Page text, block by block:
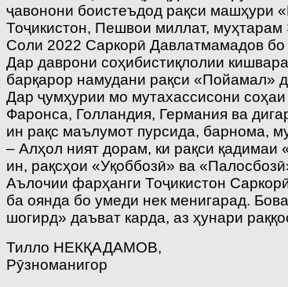
ҷавонони боистеъдод рақси машҳури
Тоҷикистон, Пешвои миллат,
Соли 2022 Саркорӣ Давлатмамадов
Дар даврони соҳибистиқлолии
барқарор намудани рақси «Пойамал»
Дар ҷумҳурии мо мутахассисони
Фаронса, Голландия, Германия ва
ин рақс маълумот пурсида, барнома,
– Алҳол ният дорам, ки рақси
ин, рақсҳои «Уқоббозӣ» ва
Аълочии фарҳанги Тоҷикистон
ба оянда бо умеди нек менигарад.
шогирд» даъват карда, аз ҳунари
Тилло НЕКҚАДАМОВ,
Рӯзноманигор